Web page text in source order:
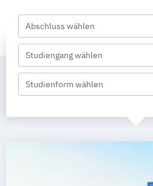
Abschluss wählen
Studiengang wählen
Studienform wählen